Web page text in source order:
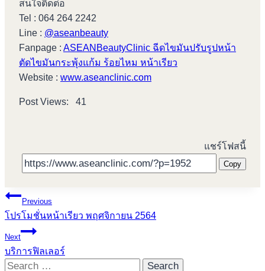
สนใจติดต่อ
Tel : 064 264 2242
Line : @aseanbeauty
Fanpage : ASEANBeautyClinic ฉีดไขมันปรับรูปหน้า
ตัดไขมันกระพุ้งแก้ม ร้อยไหม หน้าเรียว
Website : www.aseanclinic.com
Post Views: 41
แชร์โฟสนี้
Copy
Post
navigation
Previous
โปรโมชั่นหน้าเรียว พฤศจิกายน 2564
Next
บริการฟิลเลอร์
Search